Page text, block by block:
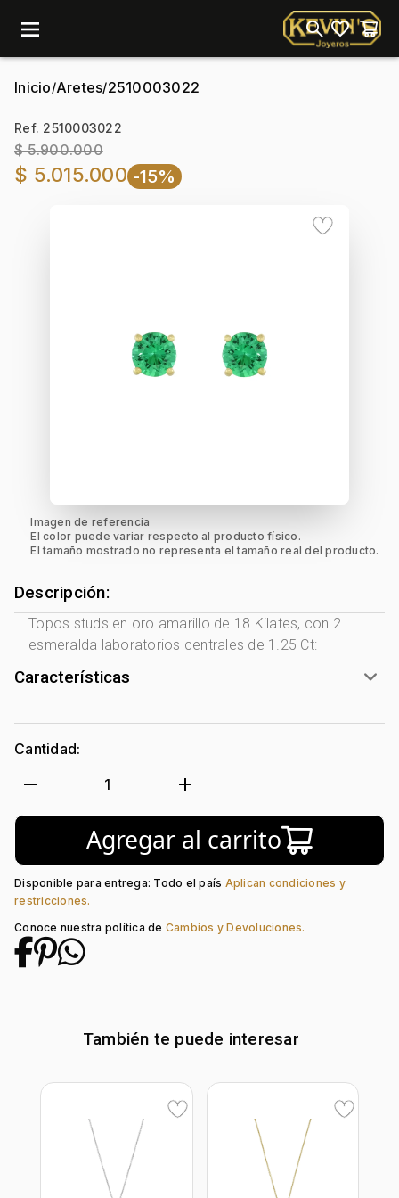
menu
Inicio/Aretes/2510003022
Ref. 2510003022
$ 5.900.000
$ 5.015.000 -15%
Imagen de referencia
El color puede variar respecto al producto físico.
El tamaño mostrado no representa el tamaño real del producto.
Descripción:
Topos studs en oro amarillo de 18 Kilates, con 2
esmeralda laboratorios centrales de 1.25 Ct:
Características
Género: Mujer
Tono Metal:
Metal: Oro 18 Kilates
Uñas
Tipo de Broche: Mariposa
Peso piedra central: 1.25 Ct
Piedra central:
Esmeralda Laboratorio
Cantidad:
remove 1 add
Agregar al carrito
Disponible para entrega: Todo el país Aplican condiciones y
restricciones.
Conoce nuestra política de Cambios y Devoluciones.
También te puede interesar